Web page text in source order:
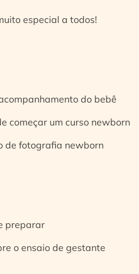
especial a todos!
do bebê
começar um curso newborn
de fotografia newborn
preparar
o ensaio de gestante